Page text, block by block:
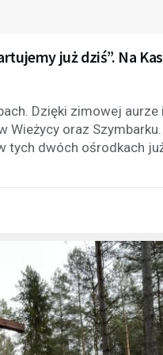
już dziś”. Na
Dzięki zimowej
oraz Szymbarku.
dwóch ośrodkach